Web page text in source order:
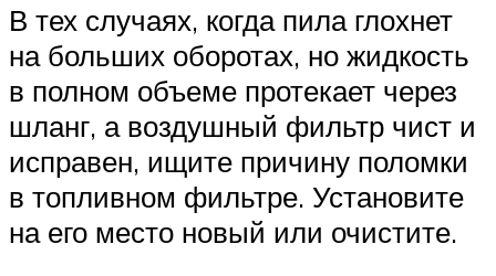
В тех случаях, когда пила глохнет
на больших оборотах, но жидкость
в полном объеме протекает через
шланг, а воздушный фильтр чист и
исправен, ищите причину поломки
в топливном фильтре. Установите
на его место новый или очистите.